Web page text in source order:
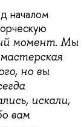
началом
момент. Мы
но вы
искали,
вам